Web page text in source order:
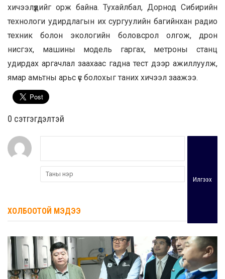
хичээлүүдийг орж байна. Тухайлбал, Дорнод Сибирийн
технологи удирдлагын их сургуулийн багийнхан радио
техник болон экологийн боловсрол олгож, дрон
нисгэх, машины модель гаргах, метроны станц
удирдах аргачлал заахаас гадна тест дээр ажиллуулж,
ямар амьтны арьс үс болохыг таних хичээл заажээ.
0 cэтгэгдэлтэй
Илгээх
ХОЛБООТОЙ МЭДЭЭ